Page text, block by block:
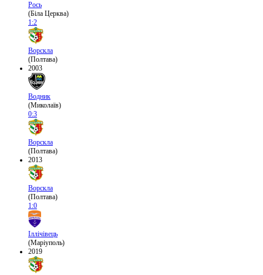
Рось
(Біла Церква)
1:2
Ворскла
(Полтава)
2003
Водник
(Миколаїв)
0:3
Ворскла
(Полтава)
2013
Ворскла
(Полтава)
1:0
Іллічівець
(Маріуполь)
2019